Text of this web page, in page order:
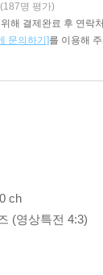
(187명 평가)
해 결제완료 후 연락
문의하기]를 이용해
ch
(영상특전 4:3)